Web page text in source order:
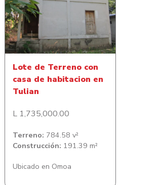
Lote de Terreno con casa
de habitacion en Tulian
Lote de Terreno con
casa de habitacion en
Tulian
L 1,735,000.00
Terreno: 784.58 v²
Construcción: 191.39 m²
Ubicado en Omoa